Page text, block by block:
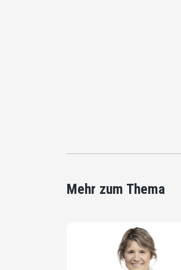
Mehr zum Thema